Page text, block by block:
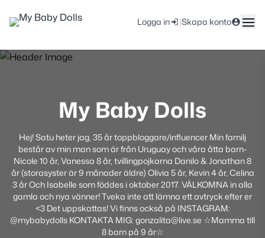
Logga in |Skapa konto
My Baby Dolls
Hej! Satu heter jag, 35 år toppbloggare/influencer Min familj
består av min man som är från Uruguay och våra åtta barn-
Nicole 10 år, Vanessa 8 år, tvillingpojkarna Danilo & Jonathan 8
år (storasyster är 9 månader äldre) Olivia 5 år, Kevin 4 år, Celina
3 år Och Isabelle som föddes i oktober 2017. VÄLKOMNA in alla
gamla och nya vänner! Tveka inte att lämna ett avtryck efter er
<3 Det uppskattas! Vi finns också på INSTAGRAM:
@mybabydolls KONTAKTA MIG: gonzalita@live.se ☆Mamma till
8 barn på 9 år☆